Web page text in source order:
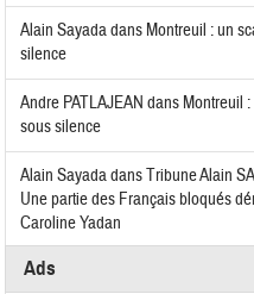
Alain Sayadadans Montreuil : un
silence
Andre PATLAJEAN dans Montreuil
sous silence
Alain SayadadansTribune Alain
Une partie des Français bloqués
Caroline Yadan
Ads